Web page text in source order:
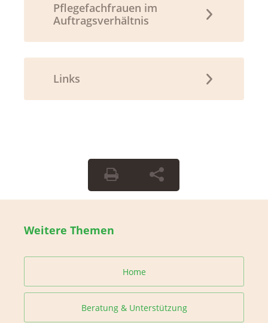
Pflegefachfrauen im
Auftragsverhältnis
Links
Weitere Themen
Home
Beratung & Unterstützung